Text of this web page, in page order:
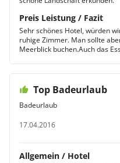
Preis Leistung / Fazit
Sehr schönes Hotel, würden
ruhige Zimmer. Man sollte
Meerblick buchen.Auch das
Top Badeurlaub
Badeurlaub
17.04.2016
Allgemein / Hotel